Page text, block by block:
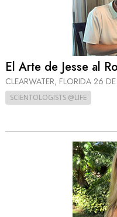
El Arte de Jesse al
CLEARWATER, FLORIDA 26
SCIENTOLOGISTS @LIFE